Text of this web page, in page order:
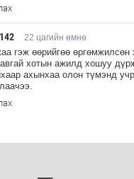
22 цагийн өмнө
гэж өөрийгөө өргөмжилсөн
хотын ажилд хошуу
ахынхаа олон түмэнд